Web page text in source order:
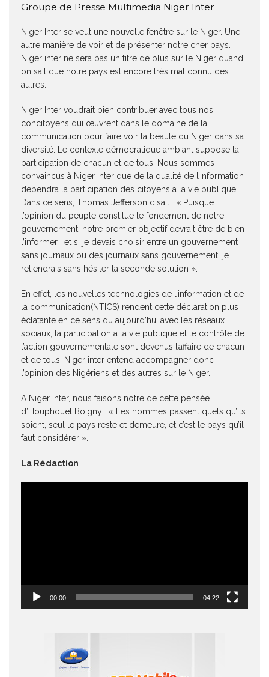
Groupe de Presse Multimedia Niger Inter
Niger Inter se veut une nouvelle fenêtre sur le Niger. Une
autre manière de voir et de présenter notre cher pays.
Niger inter ne sera pas un titre de plus sur le Niger quand
on sait que notre pays est encore très mal connu des
autres.
Niger Inter voudrait bien contribuer avec tous nos
concitoyens qui œuvrent dans le domaine de la
communication pour faire voir la beauté du Niger dans sa
diversité. Le contexte démocratique ambiant suppose la
participation de chacun et de tous. Nous sommes
convaincus à Niger inter que de la qualité de l’information
dépendra la participation des citoyens a la vie publique.
Dans ce sens, Thomas Jefferson disait : « Puisque
l’opinion du peuple constitue le fondement de notre
gouvernement, notre premier objectif devrait être de bien
l’informer ; et si je devais choisir entre un gouvernement
sans journaux ou des journaux sans gouvernement, je
retiendrais sans hésiter la seconde solution ».
En effet, les nouvelles technologies de l’information et de
la communication(NTICS) rendent cette déclaration plus
éclatante en ce sens qu aujourd’hui avec les réseaux
sociaux, la participation a la vie publique et le contrôle de
l’action gouvernementale sont devenus l’affaire de chacun
et de tous. Niger inter entend accompagner donc
l’opinion des Nigériens et des autres sur le Niger.
A Niger Inter, nous faisons notre de cette pensée
d’Houphouët Boigny : « Les hommes passent quels qu’ils
soient, seul le pays reste et demeure, et c’est le pays qu’il
faut considérer ».
La Rédaction
00:00 04:22